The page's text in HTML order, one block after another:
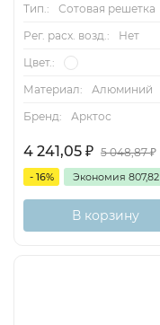
Тип.:
Сотовая решетка
Рег. расх. возд.:
Нет
Цвет.:
Материал:
Алюминий
Бренд:
Арктос
4 241,05 ₽ 5 048,87₽
- 16% Экономия 807,82
В корзину